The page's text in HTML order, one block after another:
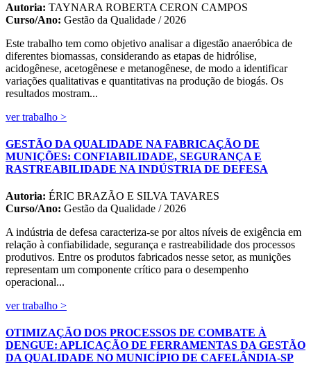
Autoria: TAYNARA ROBERTA CERON CAMPOS
Curso/Ano: Gestão da Qualidade / 2026
Este trabalho tem como objetivo analisar a digestão anaeróbica de
diferentes biomassas, considerando as etapas de hidrólise,
acidogênese, acetogênese e metanogênese, de modo a identificar
variações qualitativas e quantitativas na produção de biogás. Os
resultados mostram...
ver trabalho >
GESTÃO DA QUALIDADE NA FABRICAÇÃO DE
MUNIÇÕES: CONFIABILIDADE, SEGURANÇA E
RASTREABILIDADE NA INDÚSTRIA DE DEFESA
Autoria: ÉRIC BRAZÃO E SILVA TAVARES
Curso/Ano: Gestão da Qualidade / 2026
A indústria de defesa caracteriza-se por altos níveis de exigência em
relação à confiabilidade, segurança e rastreabilidade dos processos
produtivos. Entre os produtos fabricados nesse setor, as munições
representam um componente crítico para o desempenho
operacional...
ver trabalho >
OTIMIZAÇÃO DOS PROCESSOS DE COMBATE À
DENGUE: APLICAÇÃO DE FERRAMENTAS DA GESTÃO
DA QUALIDADE NO MUNICÍPIO DE CAFELÂNDIA-SP